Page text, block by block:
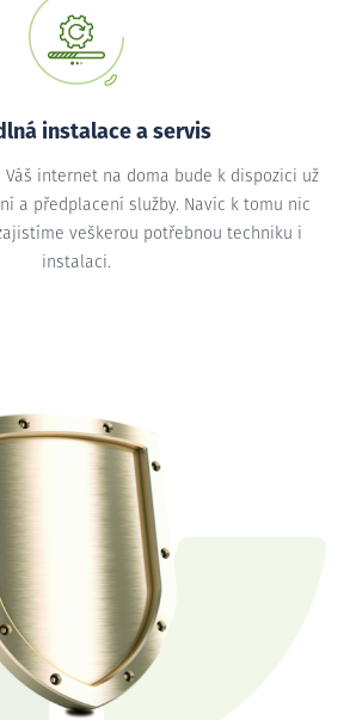
instalace a servis
Váš internet na doma bude k dispozici už
a předplacení služby. Navíc k tomu nic
veškerou potřebnou techniku i
instalaci.